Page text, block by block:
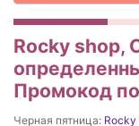
Rocky shop,
Промокод
Черная пятница: Rocky